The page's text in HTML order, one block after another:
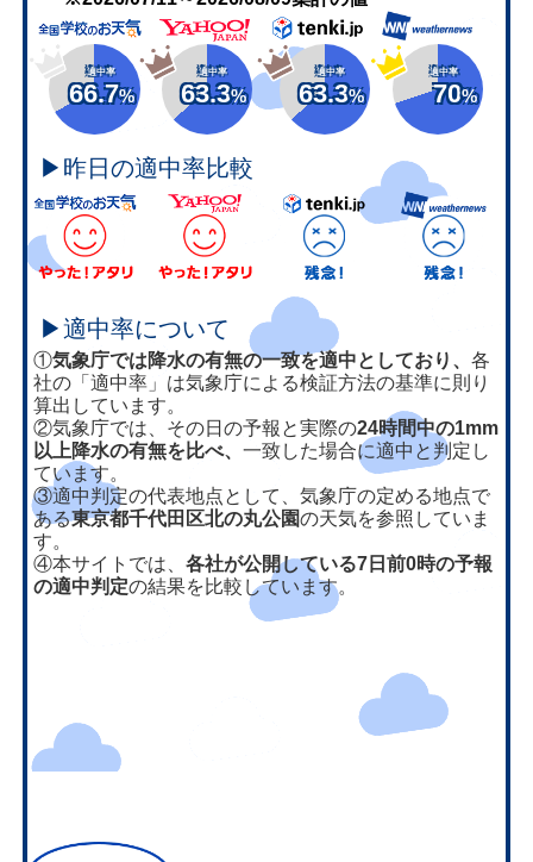
適中率
66.7%
適中率
63.3%
適中率
63.3%
適中率
70%
▶昨日の適中率比較
▶適中率について
①気象庁では降水の有無の一致を適中としており、各
社の「適中率」は気象庁による検証方法の基準に則り
算出しています。
②気象庁では、その日の予報と実際の24時間中の1mm
以上降水の有無を比べ、一致した場合に適中と判定し
ています。
③適中判定の代表地点として、気象庁の定める地点で
ある東京都千代田区北の丸公園の天気を参照していま
す。
④本サイトでは、各社が公開している7日前0時の予報
の適中判定の結果を比較しています。